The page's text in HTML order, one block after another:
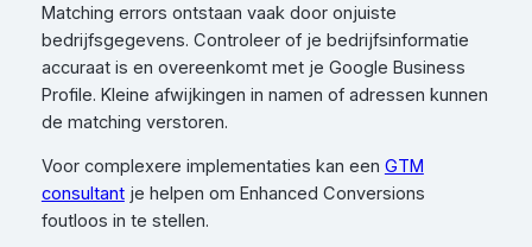
Matching errors ontstaan vaak door onjuiste
bedrijfsgegevens. Controleer of je bedrijfsinformatie
accuraat is en overeenkomt met je Google Business
Profile. Kleine afwijkingen in namen of adressen kunnen
de matching verstoren.
Voor complexere implementaties kan een GTM
consultantje helpen om Enhanced Conversions
foutloos in te stellen.